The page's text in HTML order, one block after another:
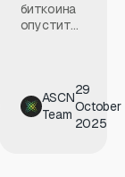
биткоина
опустит...
ASCN
Team
29
October
2025